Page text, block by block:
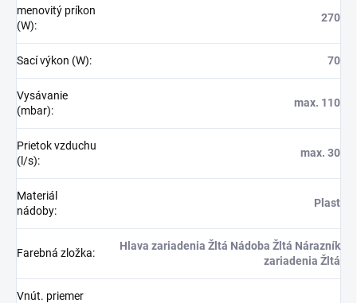
menovitý príkon
(W):
270
Sací výkon (W): 70
Vysávanie
(mbar):
max. 110
Prietok vzduchu
(l/s):
max. 30
Materiál
nádoby:
Plast
Farebná zložka:
Hlava zariadenia Žltá Nádoba Žltá Nárazník
zariadenia Žltá
Vnút. priemer